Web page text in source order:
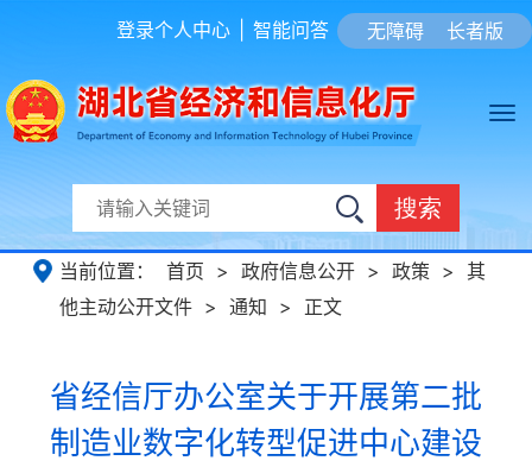
无障碍 长者版
登录个人中心 智能问答
搜索
当前位置： 首页 > 政府信息公开 > 政策 > 其
他主动公开文件 > 通知 > 正文
省经信厅办公室关于开展第二批
制造业数字化转型促进中心建设